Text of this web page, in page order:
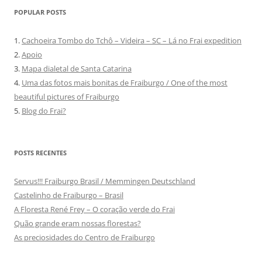
POPULAR POSTS
1.Cachoeira Tombo do Tchô – Videira – SC – Lá no Frai expedition
2.Apoio
3. Mapa dialetal de Santa Catarina
4. Uma das fotos mais bonitas de Fraiburgo / One of the most
beautiful pictures of Fraiburgo
5. Blog do Frai?
POSTS RECENTES
Servus!!! Fraiburgo Brasil / Memmingen Deutschland
Castelinho de Fraiburgo – Brasil
A Floresta René Frey – O coração verde do Frai
Quão grande eram nossas florestas?
As preciosidades do Centro de Fraiburgo